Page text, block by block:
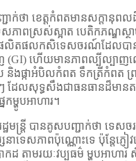
ញ្ជាក់ថា ខេត្តកំពតមានសក្តានុព
សភាពស្រស់ស្អាត បេតិកភណ្ឌស្ថា
ផលិតផលកសិទេសចរណ៍​ដែល​បាន​
(GI) ហើយ​មាន​ភាព​ល្បីល្បាញល
និងផ្កាអំបិលកំពត ទឹកត្រីកំពត ព្
ែលសុទ្ធសឹងជាធនធានដ៏មានតម្
កម្ហូបអាហារ។
រដ្ឋមន្ត្រី បានគូសបញ្ជាក់ថា ទ
នាទេសភាពប៉ុណ្ណោះទេ ប៉ុន្តែភ្ញ
ដ តាមរយៈវប្បធម៌ ម្ហូបអាហារ